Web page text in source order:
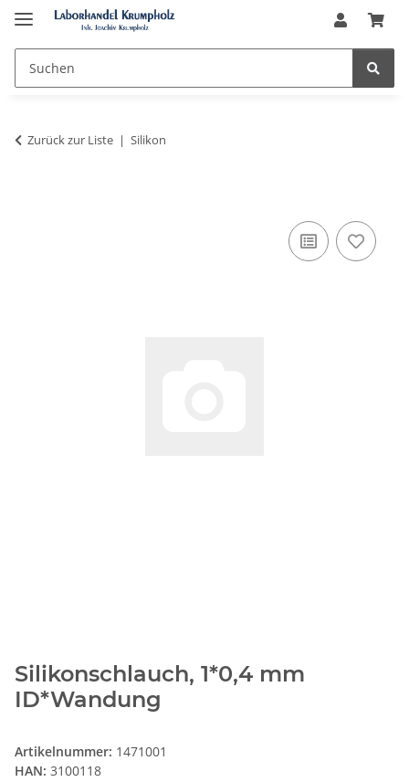
Zurück zur Liste Silikon
Silikonschlauch, 1*0,4 mm
ID*Wandung
Artikelnummer: 1471001
HAN: 3100118